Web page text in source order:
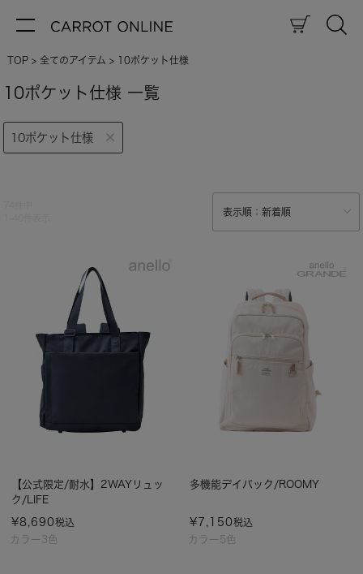
TOP 全てのアイテム 10ポケット仕様
10ポケット仕様 一覧
10ポケット仕様
カラー3色
【公式限定/耐水】2WAYリュッ
ク/LIFE
¥8,690税込
カラー5色
多機能デイパック/ROOMY
¥7,150税込